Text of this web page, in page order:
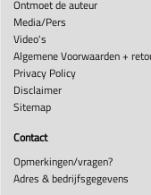
Ontmoet de auteur
Media/Pers
Video's
Algemene Voorwaarden +
Privacy Policy
Disclaimer
Sitemap
Contact
Opmerkingen/vragen?
Adres & bedrijfsgegevens